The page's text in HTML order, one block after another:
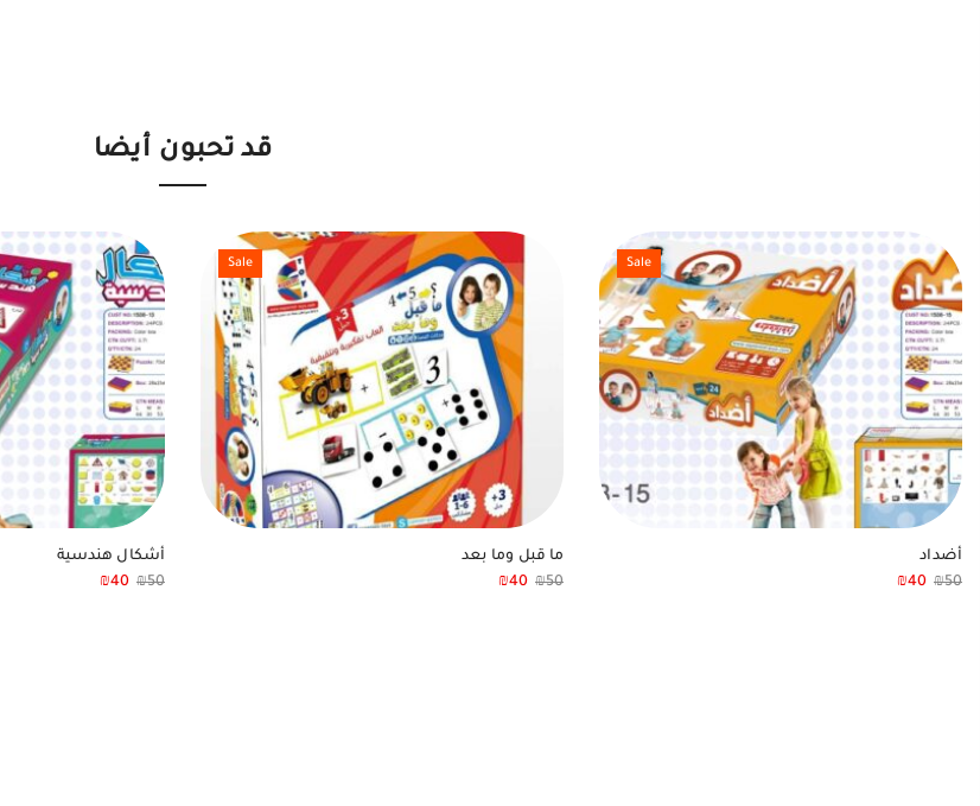
قد تحبون أيضا
Sale
أضداد
₪50
₪40
Sale
ما قبل وما بعد
₪50
₪40
أشكال هندسية
₪50
₪40